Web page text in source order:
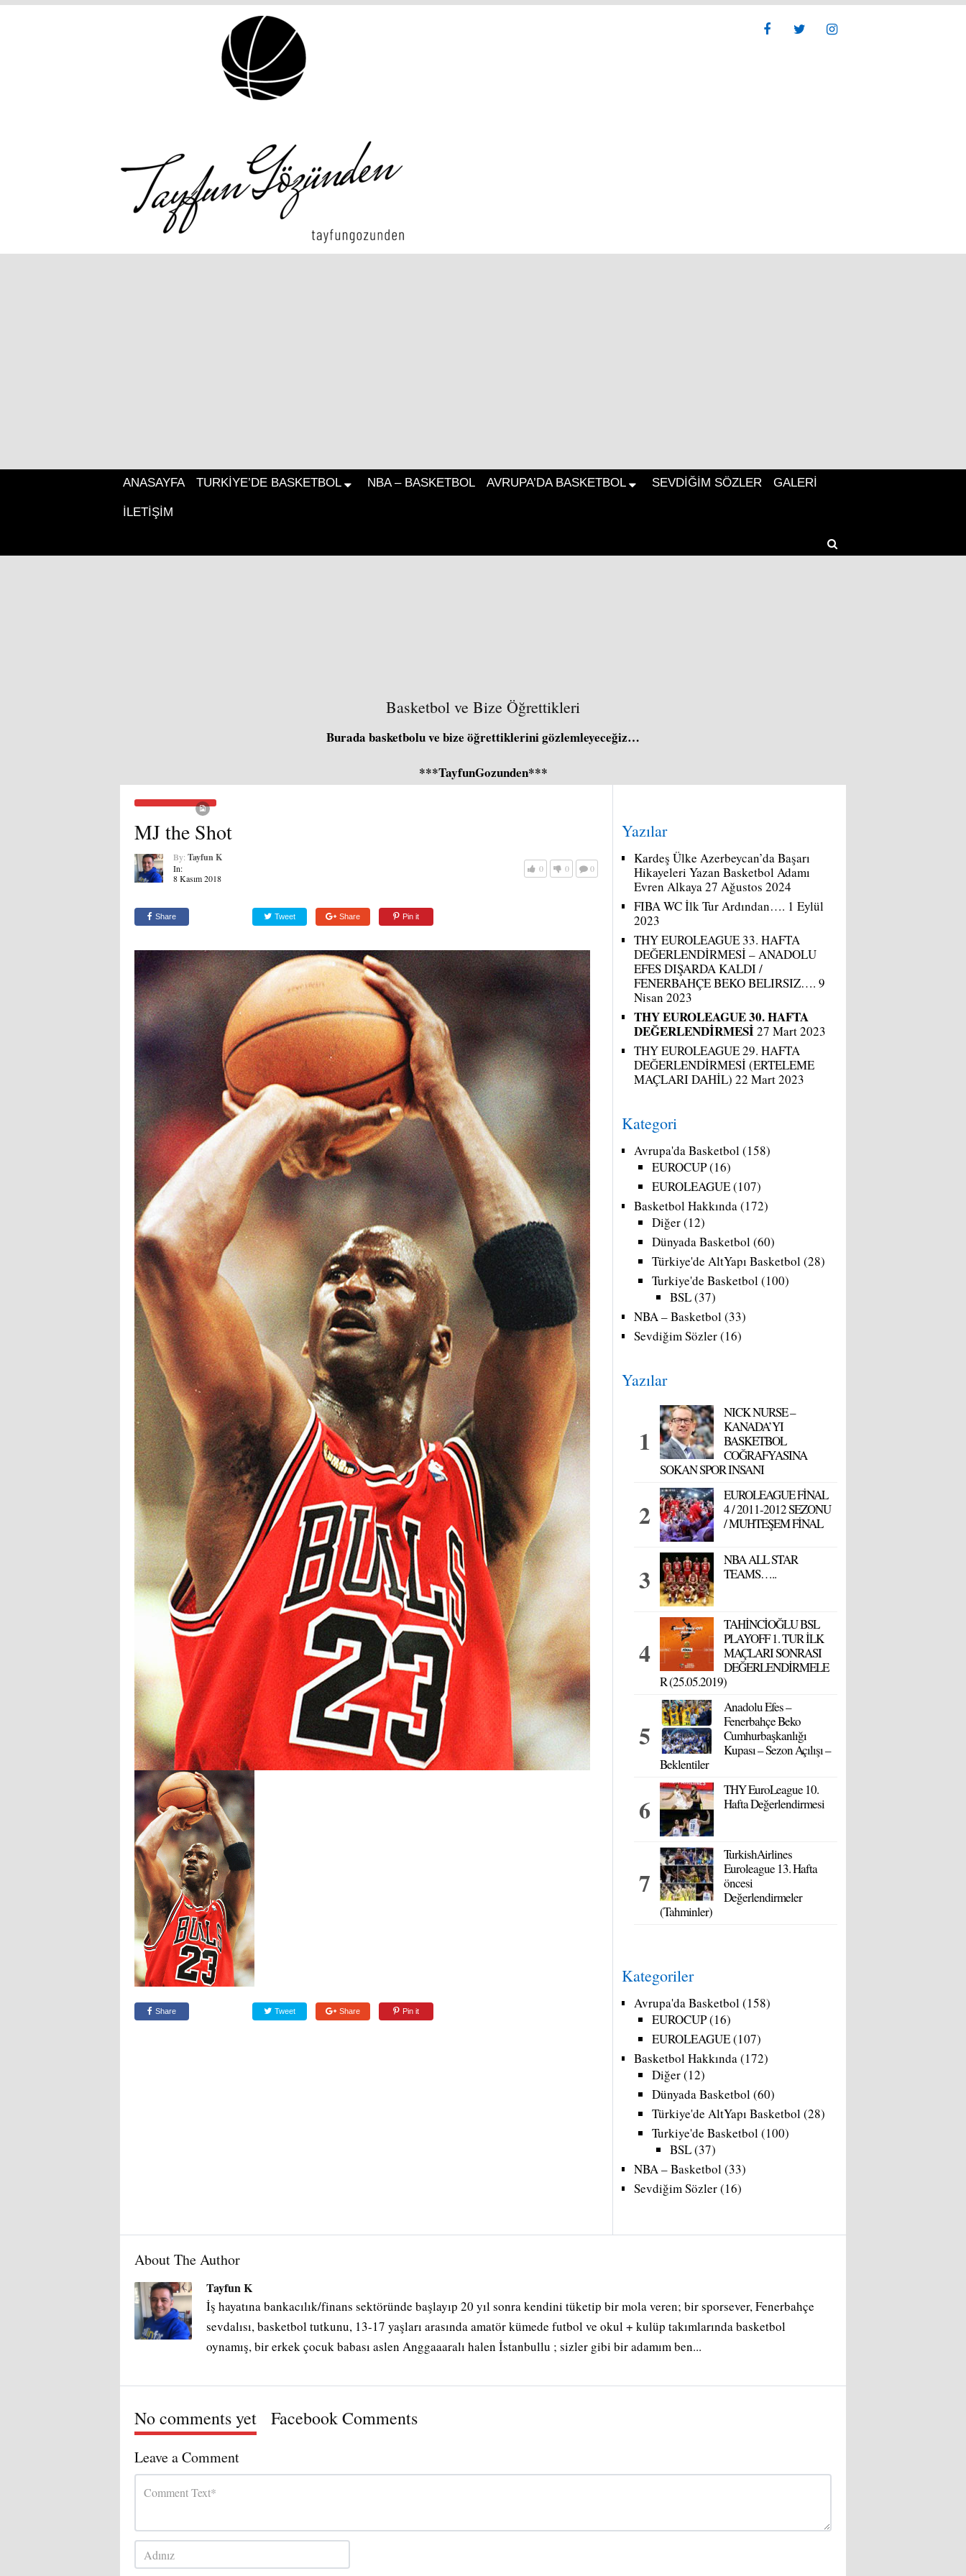
ANASAYFA TURKIYE’DE BASKETBOL NBA – BASKETBOL AVRUPA’DA BASKETBOL SEVDIĞIM SÖZLER GALERI
İLETIŞIM
Basketbol ve Bize Öğrettikleri
Burada basketbolu ve bize öğrettiklerini gözlemleyeceğiz…
***TayfunGozunden***
MJ the Shot
By: Tayfun K
In:
8 Kasım 2018
0 0 0
Share Tweet Share Pin it
Share Tweet Share Pin it
Yazılar
Kardeş Ülke Azerbeycan’da Başarı
Hikayeleri Yazan Basketbol Adamı
Evren Alkaya27 Ağustos 2024
FIBA WC İlk Tur Ardından…. 1 Eylül
2023
THY EUROLEAGUE 33. HAFTA
DEĞERLENDİRMESİ – ANADOLU
EFES DIŞARDA KALDI /
FENERBAHÇE BEKO BELIRSIZ…. 9
Nisan 2023
THY EUROLEAGUE 30. HAFTA
DEĞERLENDİRMESİ27 Mart 2023
THY EUROLEAGUE 29. HAFTA
DEĞERLENDİRMESİ (ERTELEME
MAÇLARI DAHİL) 22 Mart 2023
Kategori
Avrupa'da Basketbol(158)
EUROCUP(16)
EUROLEAGUE(107)
Basketbol Hakkında(172)
Diğer(12)
Dünyada Basketbol(60)
Türkiye'de AltYapı Basketbol(28)
Turkiye'de Basketbol(100)
BSL(37)
NBA – Basketbol(33)
Sevdiğim Sözler(16)
Yazılar
NICK NURSE –
KANADA’YI
BASKETBOL
COĞRAFYASINA
SOKAN SPOR INSANI
EUROLEAGUE FİNAL
4 / 2011-2012 SEZONU
/ MUHTEŞEM FİNAL
NBA ALL STAR
TEAMS…..
TAHİNCİOĞLU BSL
PLAYOFF 1. TUR İLK
MAÇLARI SONRASI
DEĞERLENDİRMELE
R (25.05.2019)
Anadolu Efes –
Fenerbahçe Beko
Cumhurbaşkanlığı
Kupası – Sezon Açılışı –
Beklentiler
THY EuroLeague 10.
Hafta Değerlendirmesi
TurkishAirlines
Euroleague 13. Hafta
öncesi
Değerlendirmeler
(Tahminler)
Kategoriler
Avrupa'da Basketbol(158)
EUROCUP(16)
EUROLEAGUE(107)
Basketbol Hakkında(172)
Diğer(12)
Dünyada Basketbol(60)
Türkiye'de AltYapı Basketbol(28)
Turkiye'de Basketbol(100)
BSL(37)
NBA – Basketbol(33)
Sevdiğim Sözler(16)
About The Author
Tayfun K
İş hayatına bankacılık/finans sektöründe başlayıp 20 yıl sonra kendini tüketip bir mola veren; bir sporsever, Fenerbahçe
sevdalısı, basketbol tutkunu, 13-17 yaşları arasında amatör kümede futbol ve okul + kulüp takımlarında basketbol
oynamış, bir erkek çocuk babası aslen Anggaaaralı halen İstanbullu ; sizler gibi bir adamım ben...
No comments yet Facebook Comments
Leave a Comment